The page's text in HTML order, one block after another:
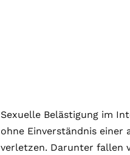
Sexuelle Belästigung im
ohne Einverständnis einer
verletzen. Darunter fallen